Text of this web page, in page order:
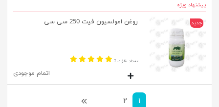
پیشنهاد ویژه
جدید روغن امولسیون فیت 250 سی سی
تعداد نظرات 1
اتمام موجودی
۱ ۲ بعدی